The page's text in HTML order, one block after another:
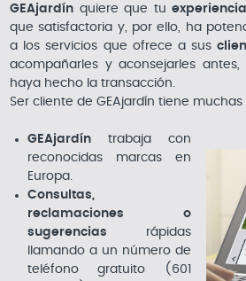
GEAjardín quiere que tu
que satisfactoria y, por ello, ha
a los servicios que ofrece a sus
acompañarles y aconsejarles
haya hecho la transacción.
Ser cliente de GEAjardín tiene
GEAjardín trabaja con
reconocidas marcas en
Europa.
Consultas,
reclamaciones o
sugerencias rápidas
llamando a un número de
teléfono gratuito (601